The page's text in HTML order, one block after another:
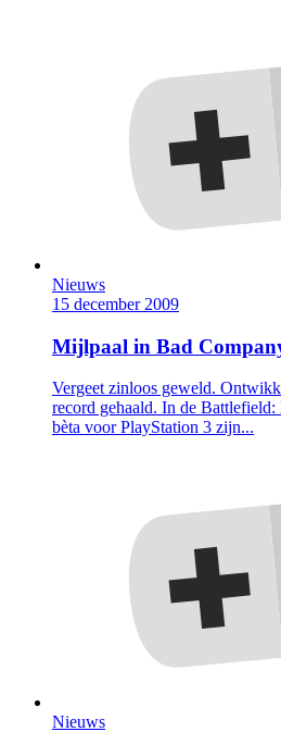
Nieuws
15 december 2009
Mijlpaal in Bad
Vergeet zinloos geweld.
record gehaald. In de
bèta voor PlayStation 3 zijn...
Nieuws